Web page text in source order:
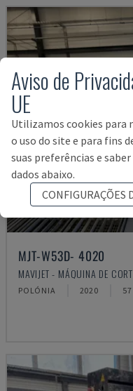
MJT-W53D- 4020
MAVIJET - MÁQUINA DE
POLÓNIA 2020
Aviso de
UE
Utilizamos cookies para
o uso do site e para fins
suas preferências e
dados abaixo.
CONFIGURAÇÕES